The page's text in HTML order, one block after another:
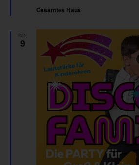
Gesamtes Haus
SO.
9